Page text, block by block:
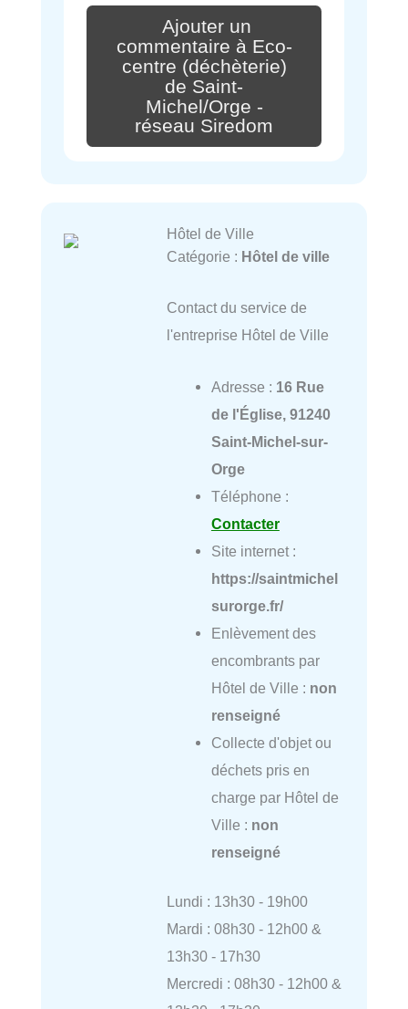
Ajouter un
commentaire à Eco-
centre (déchèterie)
de Saint-
Michel/Orge -
réseau Siredom
Hôtel de Ville
Catégorie : Hôtel de ville
Contact du service de
l'entreprise Hôtel de Ville
Adresse : 16 Rue
de l'Église, 91240
Saint-Michel-sur-
Orge
Téléphone :
Contacter
Site internet :
https://saintmichel
surorge.fr/
Enlèvement des
encombrants par
Hôtel de Ville : non
renseigné
Collecte d'objet ou
déchets pris en
charge par Hôtel de
Ville : non
renseigné
Lundi : 13h30 - 19h00
Mardi : 08h30 - 12h00 &
13h30 - 17h30
Mercredi : 08h30 - 12h00 &